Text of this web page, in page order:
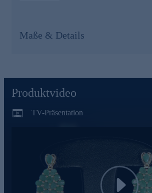
unübersehbare Eye-Catcher-Effekte.
keine Kompromisse ein. Aus diesem
Schmuckwaren von unserer
Lieferanten strengsten Prüfprozessen
anderem beinhalten unsere Prüfprozesse
Konformität mit den Bestimmungen der
Maße & Details
Produktvideo
TV-Präsentation
Play